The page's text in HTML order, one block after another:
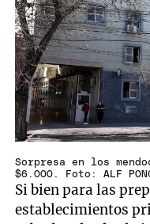
Sorpresa en los
$6.000. Foto: ALF
Si bien para las
establecimientos